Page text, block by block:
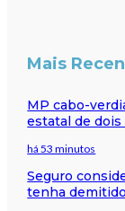
Mais
MP cabo-
estatal de dois
há 53 minutos
Seguro
tenha